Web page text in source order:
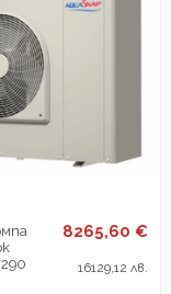
8265,60 €
16129,12 лв.